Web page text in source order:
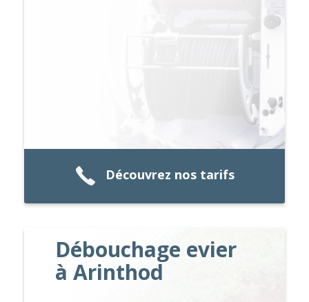
Découvrez nos tarifs
Débouchage evier
à Arinthod